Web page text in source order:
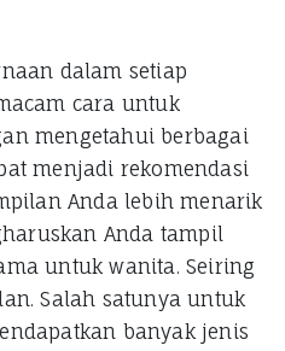
dalam setiap
cara untuk
mengetahui berbagai
menjadi rekomendasi
Anda lebih menarik
Anda tampil
untuk wanita. Seiring
Salah satunya untuk
banyak jenis